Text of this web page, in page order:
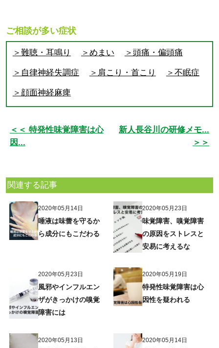
ご相談が多い症状
＞難聴・耳鳴り ＞めまい ＞頭痛・偏頭痛
＞自律神経失調症 ＞肩こり・首こり ＞不眠症
＞顔面神経麻痺
＜＜ 特発性味覚障害は心
因...
新人長谷川の研修メモ...
＞＞
関連する記事
2020年05月14日
唾液は味蕾を守るか
ら成分にもこだわる
2020年05月23日
味覚障害、嗅覚障害
の原因をストレスと
安易に考えるな
2020年05月23日
風邪やインフルエン
ザがきっかけの嗅覚
障害には
2020年05月19日
特発性味覚障害は心
因性を疑われる
2020年05月13日 2020年05月14日